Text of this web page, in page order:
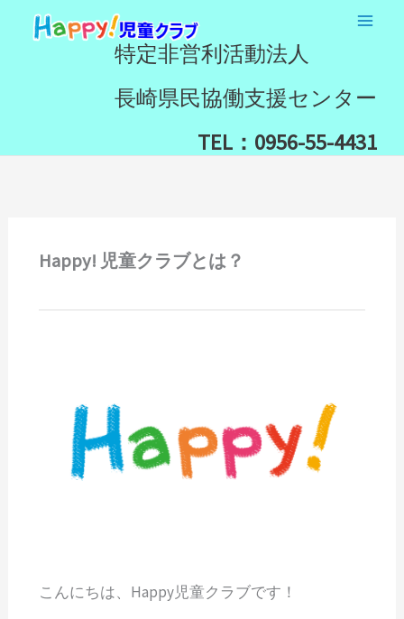
特定非営利活動法人
長崎県民協働支援センター
TEL：0956-55-4431
Happy! 児童クラブとは？
こんにちは、Happy児童クラブです！
検
索